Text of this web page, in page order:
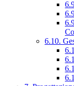
6.10.